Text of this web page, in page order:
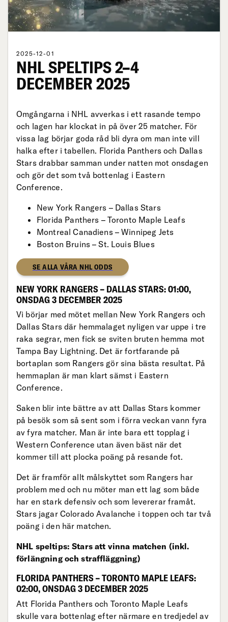
2025-12-01
NHL SPELTIPS 2–4
DECEMBER 2025
Omgångarna i NHL avverkas i ett rasande tempo
och lagen har klockat in på över 25 matcher. För
vissa lag börjar goda råd bli dyra om man inte vill
halka efter i tabellen. Florida Panthers och Dallas
Stars drabbar samman under natten mot onsdagen
och gör det som två bottenlag i Eastern
Conference.
New York Rangers – Dallas Stars
Florida Panthers – Toronto Maple Leafs
Montreal Canadiens – Winnipeg Jets
Boston Bruins – St. Louis Blues
SE ALLA VÅRA NHL ODDS
NEW YORK RANGERS – DALLAS STARS: 01:00,
ONSDAG 3 DECEMBER 2025
Vi börjar med mötet mellan New York Rangers och
Dallas Stars där hemmalaget nyligen var uppe i tre
raka segrar, men fick se sviten bruten hemma mot
Tampa Bay Lightning. Det är fortfarande på
bortaplan som Rangers gör sina bästa resultat. På
hemmaplan är man klart sämst i Eastern
Conference.
Saken blir inte bättre av att Dallas Stars kommer
på besök som så sent som i förra veckan vann fyra
av fyra matcher. Man är inte bara ett topplag i
Western Conference utan även bäst när det
kommer till att plocka poäng på resande fot.
Det är framför allt målskyttet som Rangers har
problem med och nu möter man ett lag som både
har en stark defensiv och som levererar framåt.
Stars jagar Colorado Avalanche i toppen och tar två
poäng i den här matchen.
NHL speltips: Stars att vinna matchen (inkl.
förlängning och straffläggning)
FLORIDA PANTHERS – TORONTO MAPLE LEAFS:
02:00, ONSDAG 3 DECEMBER 2025
Att Florida Panthers och Toronto Maple Leafs
skulle vara bottenlag efter närmare en tredjedel av